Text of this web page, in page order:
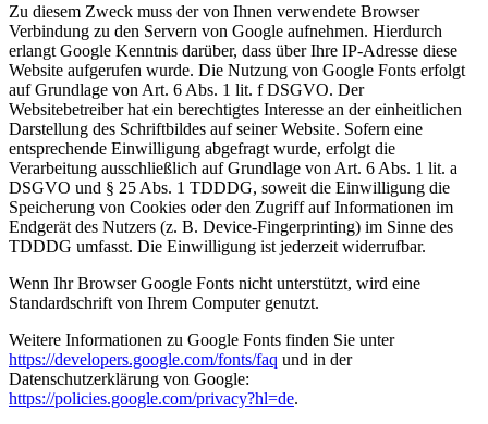
Zu diesem Zweck muss der von Ihnen verwendete Browser
Verbindung zu den Servern von Google aufnehmen. Hierdurch
erlangt Google Kenntnis darüber, dass über Ihre IP-Adresse diese
Website aufgerufen wurde. Die Nutzung von Google Fonts erfolgt
auf Grundlage von Art. 6 Abs. 1 lit. f DSGVO. Der
Websitebetreiber hat ein berechtigtes Interesse an der einheitlichen
Darstellung des Schriftbildes auf seiner Website. Sofern eine
entsprechende Einwilligung abgefragt wurde, erfolgt die
Verarbeitung ausschließlich auf Grundlage von Art. 6 Abs. 1 lit. a
DSGVO und § 25 Abs. 1 TDDDG, soweit die Einwilligung die
Speicherung von Cookies oder den Zugriff auf Informationen im
Endgerät des Nutzers (z. B. Device-Fingerprinting) im Sinne des
TDDDG umfasst. Die Einwilligung ist jederzeit widerrufbar.
Wenn Ihr Browser Google Fonts nicht unterstützt, wird eine
Standardschrift von Ihrem Computer genutzt.
Weitere Informationen zu Google Fonts finden Sie unter
https://developers.google.com/fonts/faq und in der
Datenschutzerklärung von Google:
https://policies.google.com/privacy?hl=de.